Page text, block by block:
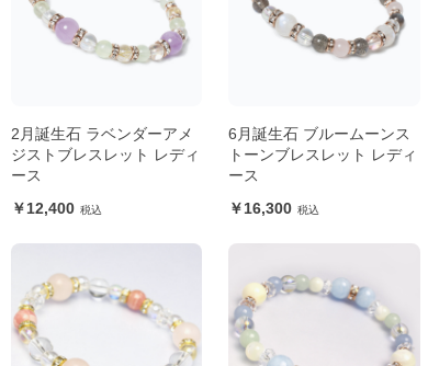
2月誕生石 ラベンダーアメ
ジストブレスレット レディ
ース
12,400
6月誕生石 ブルームーンス
トーンブレスレット レディ
ース
16,300